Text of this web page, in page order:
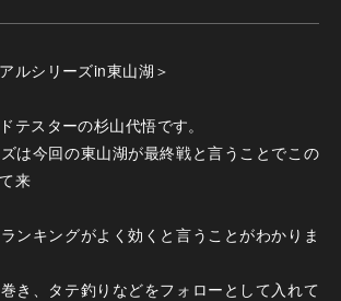
ルシリーズin東山湖＞
テスターの杉山代悟です。
は今回の東山湖が最終戦と言うことでこの
来
ンキングがよく効くと言うことがわかりま
き、タテ釣りなどをフォローとして入れて